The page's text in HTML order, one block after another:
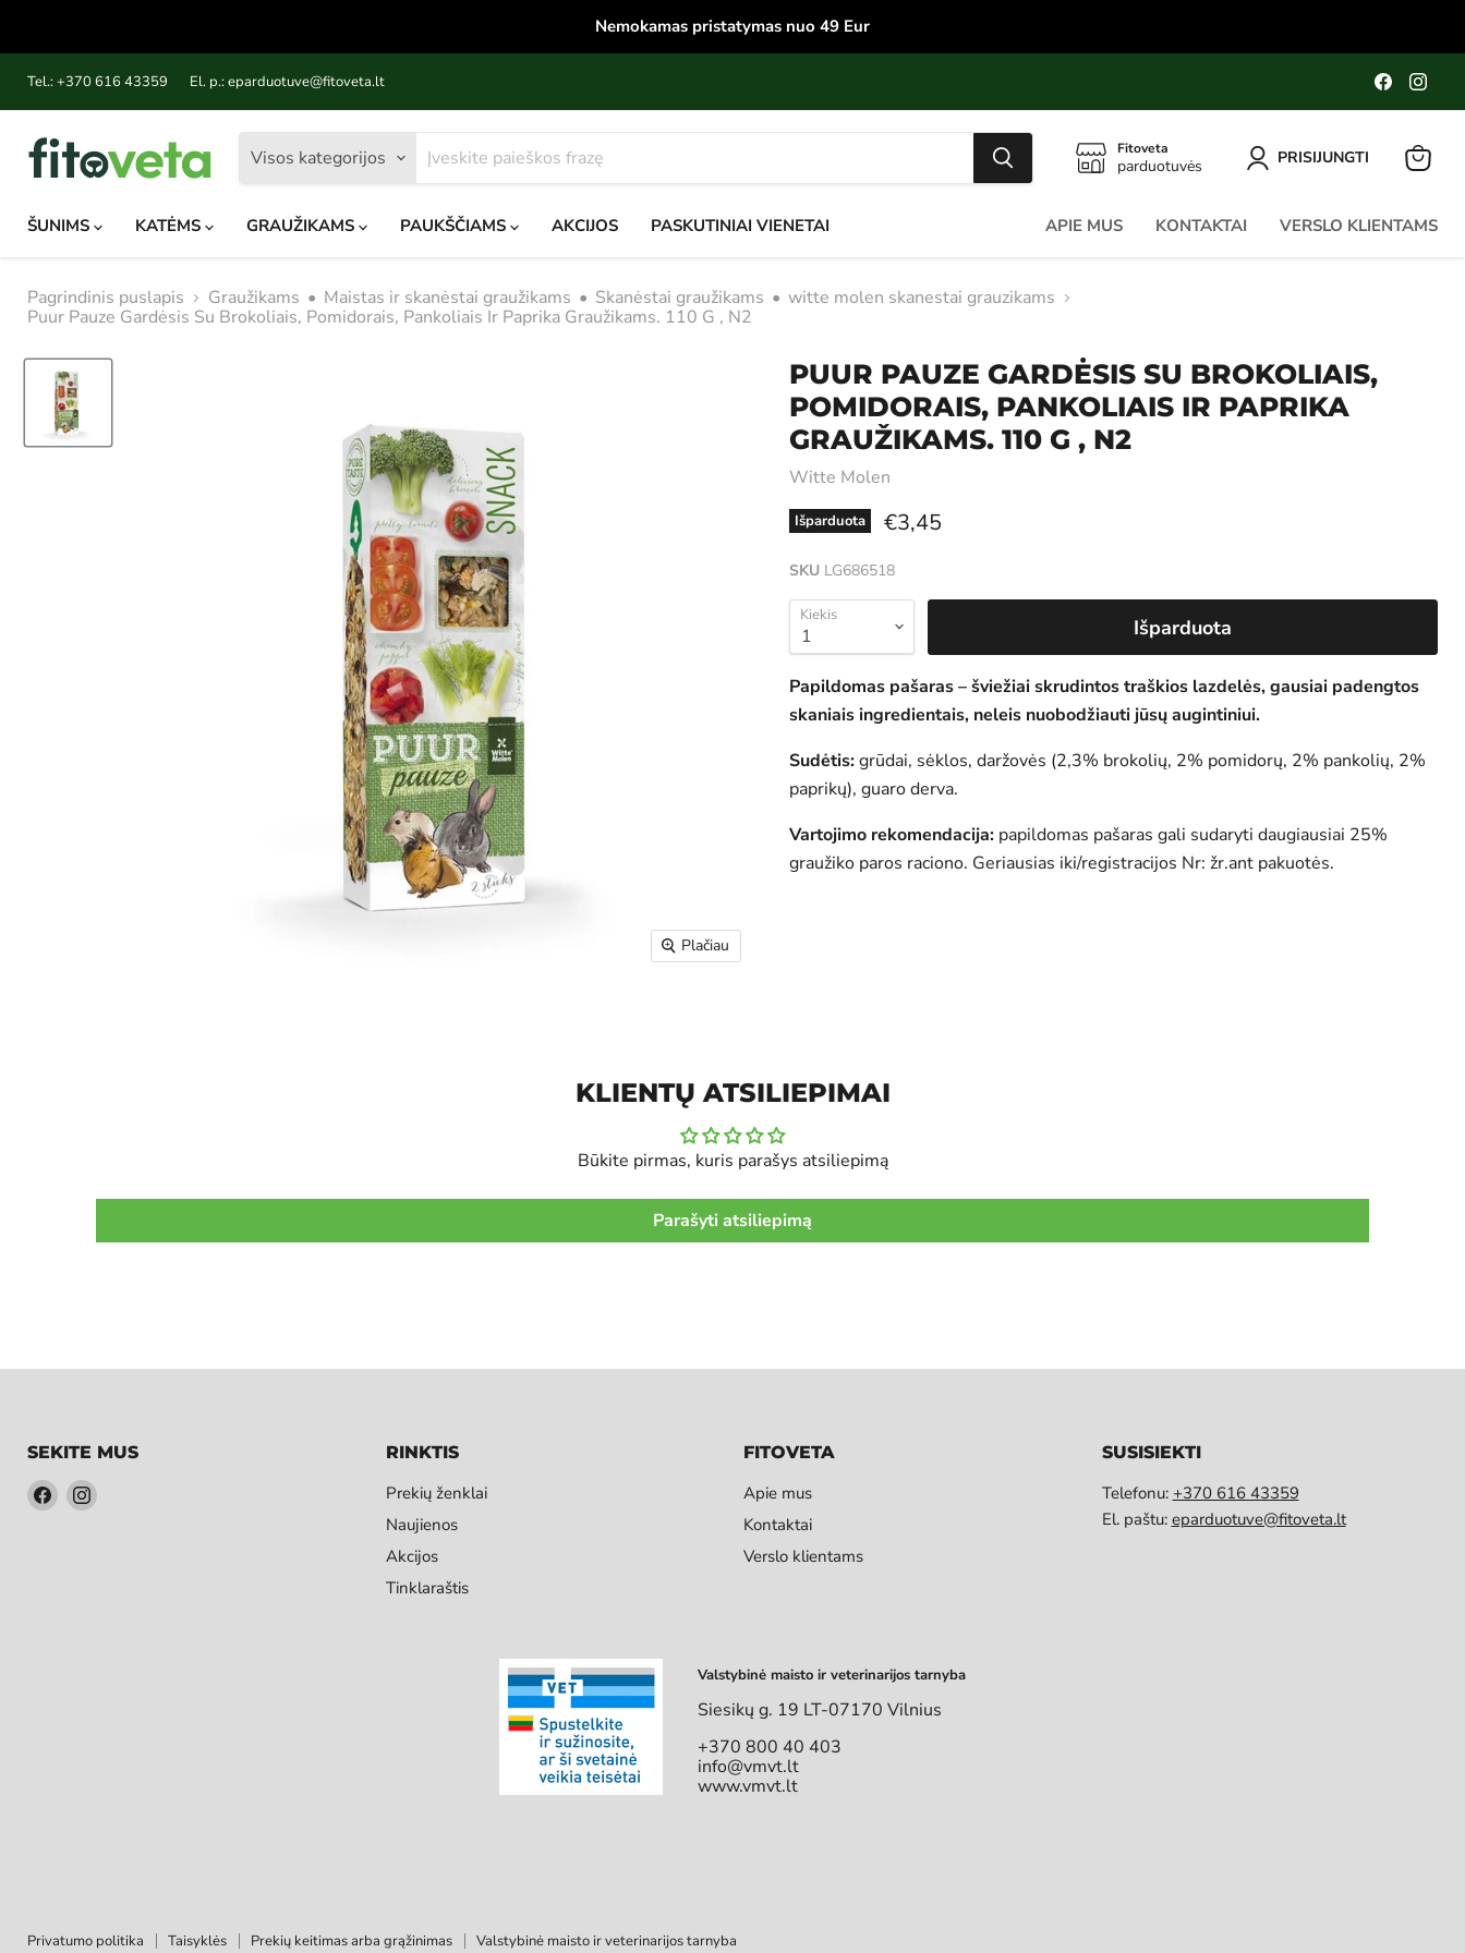
Nemokamas pristatymas nuo 49 Eur
Tel.: +370 616 43359 El. p.: eparduotuve@fitoveta.lt
Raskite
mus
Visos kategorijos Fitoveta
parduotuvės PRISIJUNGTI
ŠUNIMS KATĖMS GRAUŽIKAMS PAUKŠČIAMS AKCIJOS PASKUTINIAI VIENETAI APIE MUS KONTAKTAI VERSLO KLIENTAMS
Pagrindinis puslapis Graužikams • Maistas ir skanėstai graužikams • Skanėstai graužikams • witte molen skanestai grauzikams
Puur Pauze Gardėsis Su Brokoliais, Pomidorais, Pankoliais Ir Paprika Graužikams. 110 G , N2
Plačiau
PUUR PAUZE GARDĖSIS SU BROKOLIAIS,
POMIDORAIS, PANKOLIAIS IR PAPRIKA
GRAUŽIKAMS. 110 G , N2
Witte Molen
Išparduota Dabartinė kaina
€3,45
SKU LG686518
Kiekis Išparduota
Papildomas pašaras – šviežiai skrudintos traškios lazdelės, gausiai padengtos
skaniais ingredientais, neleis nuobodžiauti jūsų augintiniui.
Sudėtis:grūdai, sėklos, daržovės (2,3% brokolių, 2% pomidorų, 2% pankolių, 2%
paprikų), guaro derva.
Vartojimo rekomendacija:papildomas pašaras gali sudaryti daugiausiai 25%
graužiko paros raciono. Geriausias iki/registracijos Nr: žr.ant pakuotės.
KLIENTŲ ATSILIEPIMAI
Būkite pirmas, kuris parašys atsiliepimą
Parašyti atsiliepimą
SEKITE MUS
RaskiteRaskite
RINKTIS
Prekių ženklai
Naujienos
Akcijos
Tinklaraštis
FITOVETA
Apie mus
Kontaktai
Verslo klientams
SUSISIEKTI
Telefonu: +370 616 43359
El. paštu: eparduotuve@fitoveta.lt
Valstybinė maisto ir veterinarijos tarnyba
Siesikų g. 19 LT-07170 Vilnius
+370 800 40 403
info@vmvt.lt
www.vmvt.lt
Privatumo politika Taisyklės Prekių keitimas arba grąžinimas Valstybinė maisto ir veterinarijos tarnyba